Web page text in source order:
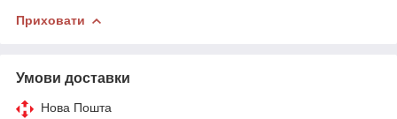
Приховати
Умови доставки
Нова Пошта